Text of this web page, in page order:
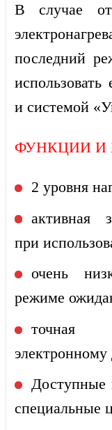
В случае
последний
и системой
ФУНКЦИИ И
2 уровня
активная
при
очень
режиме
точная
электронному
Доступные
специальные